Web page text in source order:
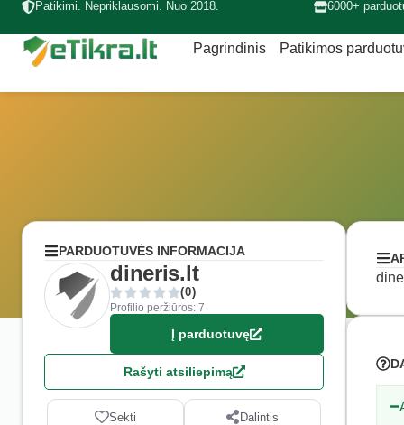
Patikimi. Nepriklausomi. Nuo 2018. 6000+
Pagrindinis Patikimos
PARDUOTUVĖS INFORMACIJA
dineris.lt
(0)
Profilio peržiūros: 7
Į parduotuvę
Rašyti atsiliepimą
Sekti Dalintis